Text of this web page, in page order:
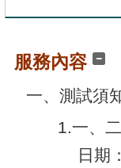
GOV
服務內容
一、測試須
1.一、
日期